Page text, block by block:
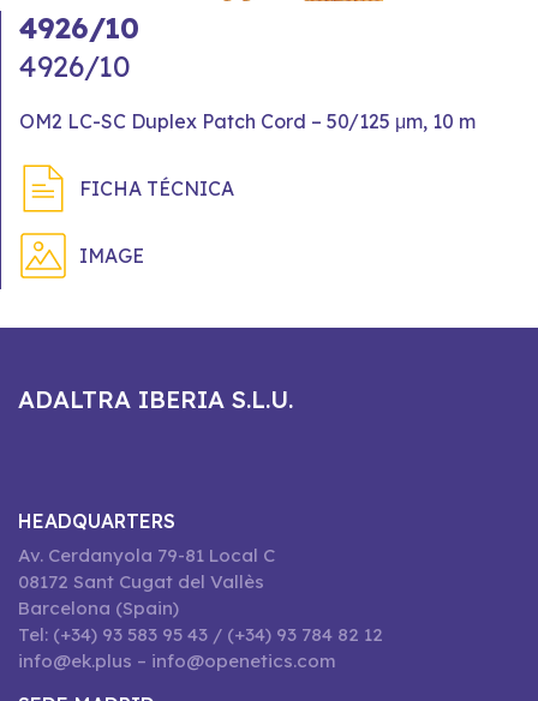
4926/10
4926/10
OM2 LC-SC Duplex Patch Cord – 50/125 μm, 10 m
FICHA TÉCNICA
IMAGE
ADALTRA IBERIA S.L.U.
HEADQUARTERS
Av. Cerdanyola 79-81 Local C
08172 Sant Cugat del Vallès
Barcelona (Spain)
Tel: (+34) 93 583 95 43 / (+34) 93 784 82 12
info@ek.plus – info@openetics.com